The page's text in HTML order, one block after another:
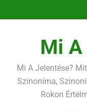
a
Mi
Mi A Jelentése?
Szinoníma,
Rokon